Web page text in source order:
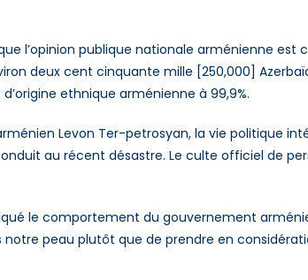
l’opinion publique nationale arménienne
deux cent cinquante mille [250,000]
ethnique arménienne à 99,9%.
Levon Ter-petrosyan, la vie politique
au récent désastre. Le culte officiel de
le comportement du gouvernement
peau plutôt que de prendre en